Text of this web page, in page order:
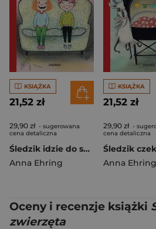
KSIĄŻKA
21,52 zł
29,90 zł - sugerowana
cena detaliczna
Śledzik idzie do szkoły. Śledzik. Tom 2
Anna Ehring
KSIĄŻKA
21,52 zł
29,90 zł -
cena detaliczna
Anna Ehring
Oceny i recenzje książki
zwierzęta